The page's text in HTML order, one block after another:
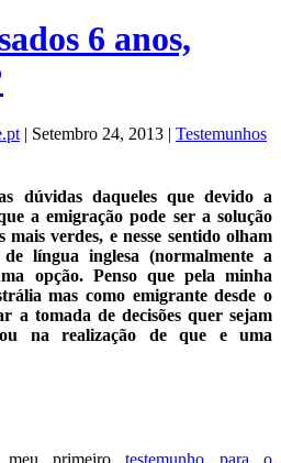
6 anos,
| Setembro 24, 2013 | Testemunhos
dúvidas daqueles que devido a
a emigração pode ser a solução
verdes, e nesse sentido olham
língua inglesa (normalmente a
opção. Penso que pela minha
mas como emigrante desde o
a tomada de decisões quer sejam
ou na realização de que e uma
meu primeirotestemunho para o